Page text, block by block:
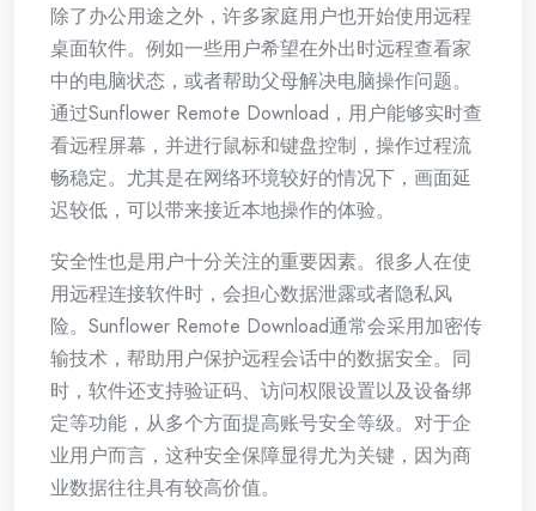
除了办公用途之外，许多家庭用户也开始使用远程
桌面软件。例如一些用户希望在外出时远程查看家
中的电脑状态，或者帮助父母解决电脑操作问题。
通过Sunflower Remote Download，用户能够实时查
看远程屏幕，并进行鼠标和键盘控制，操作过程流
畅稳定。尤其是在网络环境较好的情况下，画面延
迟较低，可以带来接近本地操作的体验。
安全性也是用户十分关注的重要因素。很多人在使
用远程连接软件时，会担心数据泄露或者隐私风
险。Sunflower Remote Download通常会采用加密传
输技术，帮助用户保护远程会话中的数据安全。同
时，软件还支持验证码、访问权限设置以及设备绑
定等功能，从多个方面提高账号安全等级。对于企
业用户而言，这种安全保障显得尤为关键，因为商
业数据往往具有较高价值。